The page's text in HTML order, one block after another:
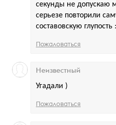
секунды не допускаю
серьезе повторили
составовскую глупость
Пожаловаться
Угадали )
Неизвестный
Пожаловаться